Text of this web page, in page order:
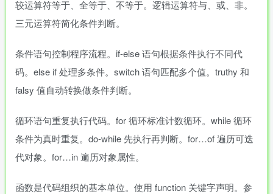
较运算符等于、全等于、不等于。逻辑运算符与、或、非。
三元运算符简化条件判断。
条件语句控制程序流程。if-else 语句根据条件执行不同代
码。else if 处理多条件。switch 语句匹配多个值。truthy 和
falsy 值自动转换做条件判断。
循环语句重复执行代码。for 循环标准计数循环。while 循环
条件为真时重复。do-while 先执行再判断。for…of 遍历可迭
代对象。for…in 遍历对象属性。
函数是代码组织的基本单位。使用 function 关键字声明。参